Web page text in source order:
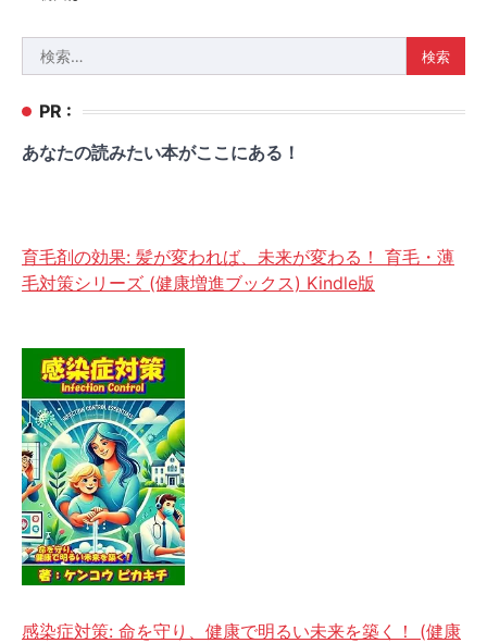
索:
PR :
あなたの読みたい本がここにある！
育毛剤の効果: 髪が変われば、未来が変わる！ 育毛・薄
毛対策シリーズ (健康増進ブックス) Kindle版
感染症対策: 命を守り、健康で明るい未来を築く！ (健康